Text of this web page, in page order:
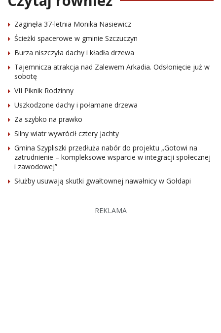
Zaginęła 37-letnia Monika Nasiewicz
Ścieżki spacerowe w gminie Szczuczyn
Burza niszczyła dachy i kładła drzewa
Tajemnicza atrakcja nad Zalewem Arkadia. Odsłonięcie już w
sobotę
VII Piknik Rodzinny
Uszkodzone dachy i połamane drzewa
Za szybko na prawko
Silny wiatr wywrócił cztery jachty
Gmina Szypliszki przedłuża nabór do projektu „Gotowi na
zatrudnienie – kompleksowe wsparcie w integracji społecznej
i zawodowej”
Służby usuwają skutki gwałtownej nawałnicy w Gołdapi
REKLAMA